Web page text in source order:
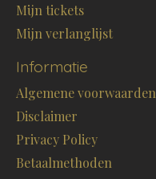
Mijn tickets
Mijn verlanglijst
Informatie
Algemene voorwaarden
Disclaimer
Privacy Policy
Betaalmethoden